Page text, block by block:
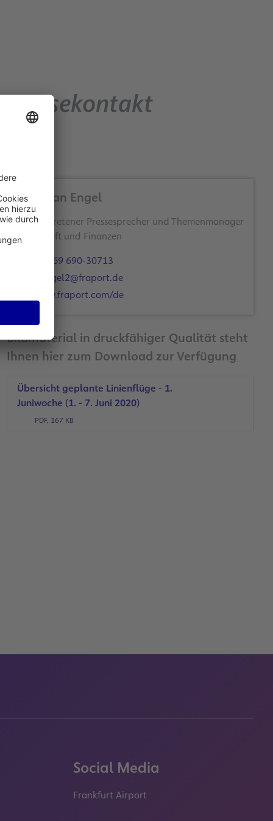
Pressekontakt
Christian Engel
Stellvertretener Pressesprecher und Themenmanager
Wirtschaft und Finanzen
+49 69 690-30713
c.engel2@fraport.de
www.fraport.com/de
Bildmaterial in druckfähiger Qualität steht
Ihnen hier zum Download zur Verfügung
Übersicht geplante Linienflüge - 1.
Juniwoche (1. - 7. Juni 2020)
PDF, 167 KB
Social Media
Frankfurt Airport